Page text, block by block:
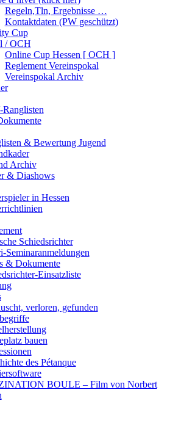
Regeln,Tln, Ergebnisse …
Kontaktdaten (PW geschützt)
Cup
/ OCH
Online Cup Hessen [ OCH ]
Reglement Vereinspokal
Vereinspokal Archiv
& Bewertung Jugend
Archiv
& Diashows
in Hessen
Schiedsrichter
Seminaranmeldungen
& Dokumente
Einsatzliste
verloren, gefunden
bauen
des Pétanque
BOULE – Film von Norbert